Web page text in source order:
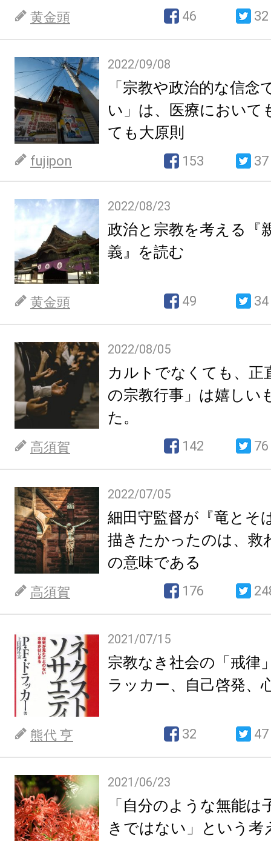
黄金頭 46 32
2022/09/08
「宗教や政治的な信念
い」は、医療において
ても大原則
fujipon 153 37
2022/08/23
政治と宗教を考える『
義』を読む
黄金頭 49 34
2022/08/05
カルトでなくても、正
の宗教行事」は嬉しい
た。
高須賀 142 76
2022/07/05
細田守監督が『竜とそ
描きたかったのは、救
の意味である
高須賀 176
2021/07/15
宗教なき社会の「戒律
ラッカー、自己啓発、
熊代 亨 32 47
2021/06/23
「自分のような無能
きではない」という考